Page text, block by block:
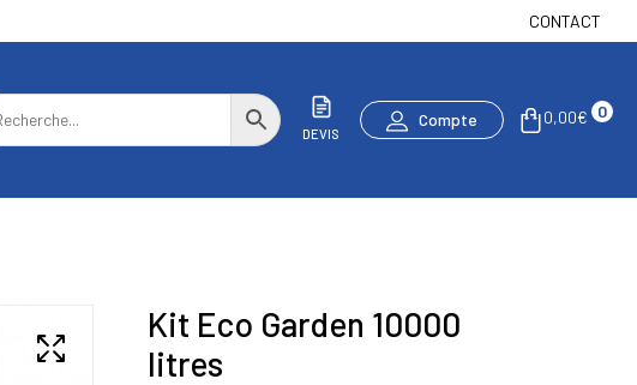
CONTACT
DEVIS
Compte 0,00€ 0
Kit Eco Garden 10000
litres